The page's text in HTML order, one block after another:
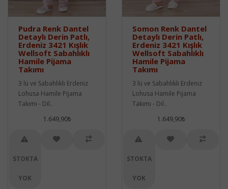
Pudra Renk Dantel
Detaylı Derin Patlı,
Erdeniz 3421 Kışlık
Wellsoft Sabahlıklı
Hamile Pijama
Takımı
3 lü ve Sabahlıklı Erdeniz
Lohusa Hamile Pijama
Takımı - Dil..
1.649,90₺
STOKTA
YOK
Somon Renk Dantel
Detaylı Derin Patlı,
Erdeniz 3421 Kışlık
Wellsoft Sabahlıklı
Hamile Pijama
Takımı
3 lü ve Sabahlıklı Erdeniz
Lohusa Hamile Pijama
Takımı - Dil..
1.649,90₺
STOKTA
YOK